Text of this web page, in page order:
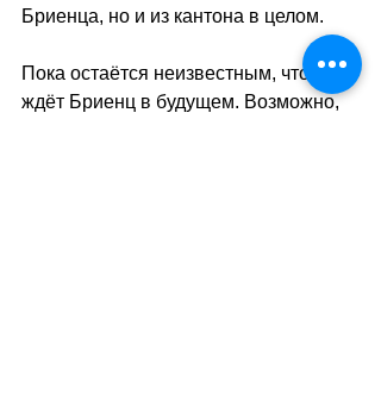
Бриенца, но и из кантона в целом.
Пока остаётся неизвестным, что
ждёт Бриенц в будущем. Возможно,